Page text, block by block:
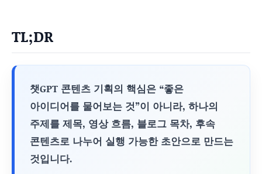
TL;DR
챗GPT 콘텐츠 기획의 핵심은 “좋은
아이디어를 물어보는 것”이 아니라, 하나의
주제를 제목, 영상 흐름, 블로그 목차, 후속
콘텐츠로 나누어 실행 가능한 초안으로 만드는
것입니다.